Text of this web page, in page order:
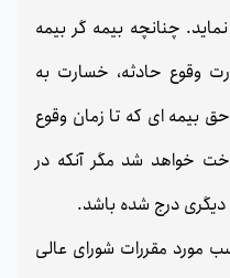
نماید. چنانچه بیمه گر بیمه
وقوع حادثه، خسارت به
بیمه ای که تا زمان وقوع
خواهد شد مگر آنکه در
درج شده باشد.
مورد مقررات شورای عالی